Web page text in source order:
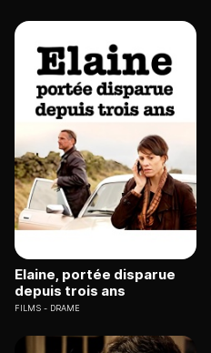
Elaine, portée disparue
depuis trois ans
FILMS DRAME